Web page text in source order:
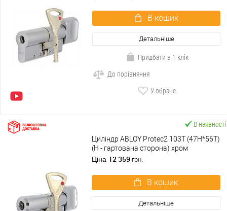
В кошик
Детальніше
Придбати в 1 клік
До порівняння
У обране
В наявності
Циліндр ABLOY Protec2 103T (47H*56T)
(H - гартована сторона) хром
полірований
Ціна 12 359 грн.
В кошик
Детальніше